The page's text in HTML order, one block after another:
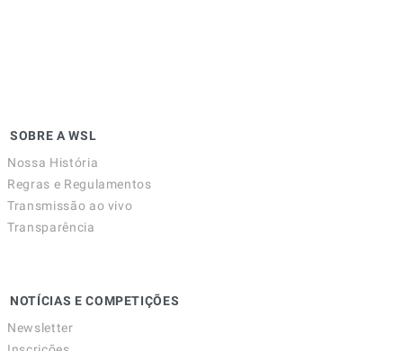
SOBRE A WSL
Nossa História
Regras e Regulamentos
Transmissão ao vivo
Transparência
NOTÍCIAS E COMPETIÇÕES
Newsletter